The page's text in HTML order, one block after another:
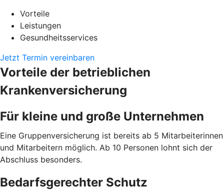
Vorteile
Leistungen
Gesundheitsservices
Jetzt Termin vereinbaren
Vorteile der betrieblichen
Krankenversicherung
Für kleine und große Unternehmen
Eine Gruppenversicherung ist bereits ab 5 Mitarbeiterinnen
und Mitarbeitern möglich. Ab 10 Personen lohnt sich der
Abschluss besonders.
Bedarfsgerechter Schutz